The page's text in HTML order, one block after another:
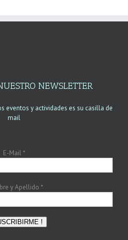
NEWSLETTER
eventos y actividades es su casilla de
mail
E-Mail*
y Apellido *
!